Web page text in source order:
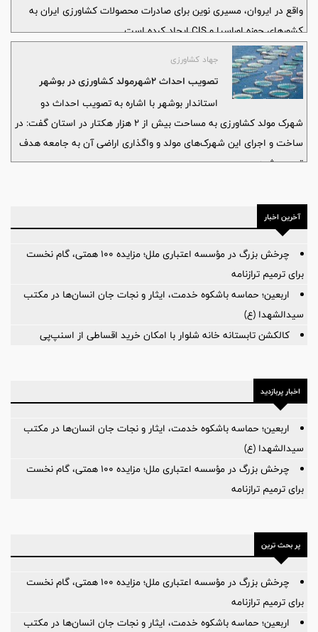
واقع در ایروان، مسیری نوین برای صادرات محصولات کشاورزی ایران به
کشورهای حوزه اوراسیا و CIS ایجاد کرده است.
جهاد کشاورزی
تصویب احداث ۲شهرمولد کشاورزی در بوشهر
استاندار بوشهر با اشاره به تصویب احداث دو
شهرک مولد کشاورزی به مساحت بیش از ۲ هزار هکتار در استان گفت: در
ساخت و اجرای این شهرک‌های مولد و واگذاری اراضی آن به جامعه هدف
تسریع شود.
آخرین اخبار
چرخش بزرگ در مؤسسه اعتباری ملل؛ مزایده ۱۰۰ همتی، گام نخست
برای ترمیم ترازنامه
اربعین؛ حماسه باشکوه خدمت، ایثار و نجات جان انسان‌ها در مکتب
سیدالشهدا (ع)
کالکشن تابستانه خانه شلوار با امکان خرید اقساطی از اسنپ‌پی
اخبار پربازدید
اربعین؛ حماسه باشکوه خدمت، ایثار و نجات جان انسان‌ها در مکتب
سیدالشهدا (ع)
چرخش بزرگ در مؤسسه اعتباری ملل؛ مزایده ۱۰۰ همتی، گام نخست
برای ترمیم ترازنامه
پر بحث ترین
چرخش بزرگ در مؤسسه اعتباری ملل؛ مزایده ۱۰۰ همتی، گام نخست
برای ترمیم ترازنامه
اربعین؛ حماسه باشکوه خدمت، ایثار و نجات جان انسان‌ها در مکتب